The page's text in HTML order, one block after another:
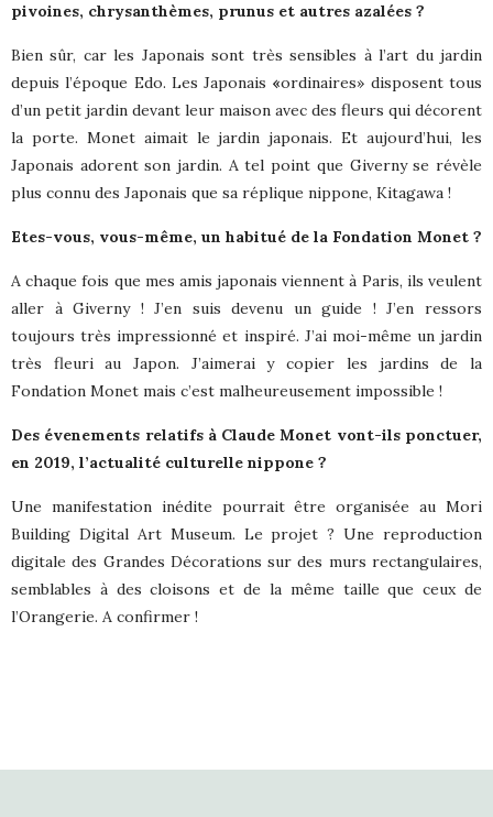
pivoines, chrysanthèmes, prunus et autres azalées ?
Bien sûr, car les Japonais sont très sensibles à l’art du jardin
depuis l’époque Edo. Les Japonais «ordinaires» disposent tous
d’un petit jardin devant leur maison avec des fleurs qui décorent
la porte. Monet aimait le jardin japonais. Et aujourd’hui, les
Japonais adorent son jardin. A tel point que Giverny se révèle
plus connu des Japonais que sa réplique nippone, Kitagawa !
Etes-vous, vous-même, un habitué de la Fondation Monet ?
A chaque fois que mes amis japonais viennent à Paris, ils veulent
aller à Giverny ! J’en suis devenu un guide ! J’en ressors
toujours très impressionné et inspiré. J’ai moi-même un jardin
très fleuri au Japon. J’aimerai y copier les jardins de la
Fondation Monet mais c’est malheureusement impossible !
Des évenements relatifs à Claude Monet vont-ils ponctuer,
en 2019, l’actualité culturelle nippone ?
Une manifestation inédite pourrait être organisée au Mori
Building Digital Art Museum. Le projet ? Une reproduction
digitale des Grandes Décorations sur des murs rectangulaires,
semblables à des cloisons et de la même taille que ceux de
l’Orangerie. A confirmer !